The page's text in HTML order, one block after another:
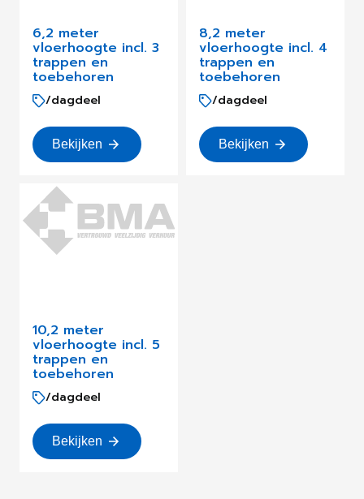
6,2 meter
vloerhoogte incl. 3
trappen en
toebehoren
/dagdeel
Bekijken
8,2 meter
vloerhoogte incl. 4
trappen en
toebehoren
/dagdeel
Bekijken
10,2 meter
vloerhoogte incl. 5
trappen en
toebehoren
/dagdeel
Bekijken